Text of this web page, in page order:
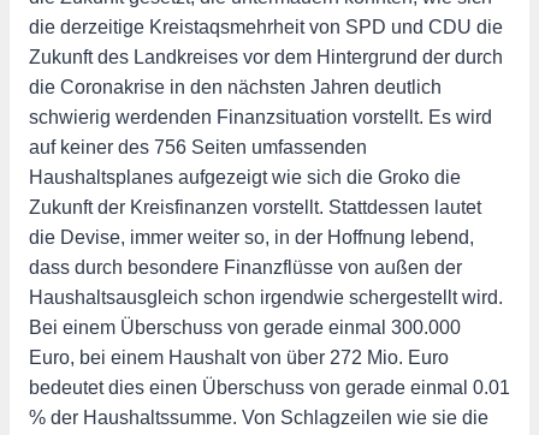
die derzeitige Kreistaqsmehrheit von SPD und CDU die
Zukunft des Landkreises vor dem Hintergrund der durch
die Coronakrise in den nächsten Jahren deutlich
schwierig werdenden Finanzsituation vorstellt. Es wird
auf keiner des 756 Seiten umfassenden
Haushaltsplanes aufgezeigt wie sich die Groko die
Zukunft der Kreisfinanzen vorstellt. Stattdessen lautet
die Devise, immer weiter so, in der Hoffnung lebend,
dass durch besondere Finanzflüsse von außen der
Haushaltsausgleich schon irgendwie schergestellt wird.
Bei einem Überschuss von gerade einmal 300.000
Euro, bei einem Haushalt von über 272 Mio. Euro
bedeutet dies einen Überschuss von gerade einmal 0.01
% der Haushaltssumme. Von Schlagzeilen wie sie die